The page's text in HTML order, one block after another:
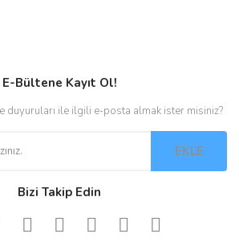
E-Bültene Kayıt Ol!
duyuruları ile ilgili e-posta almak ister misiniz?
EKLE
Bizi Takip Edin